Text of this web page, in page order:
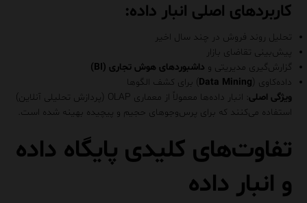
کاربردهای اصلی انبار داده:
تحلیل روند فروش در چند سال اخیر
پیش‌بینی تقاضای بازار
گزارش‌گیری مدیریتی و داشبوردهای هوش تجاری (BI)
داده‌کاوی (Data Mining) برای کشف الگوها
ویژگی اصلی
: انبار داده‌ها معمولاً از معماری OLAP (پردازش تحلیلی آنلاین)
استفاده می‌کنند که برای پرس‌وجوهای حجیم و پیچیده بهینه شده است.
تفاوت‌های کلیدی پایگاه داده
و انبار داده